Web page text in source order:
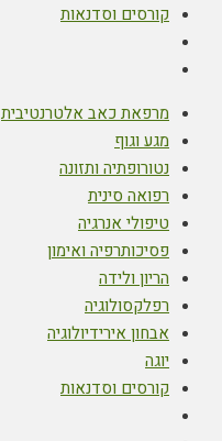
קורסים וסדנאות
מרפאת כאב אלטרנטיבית
מגע וגוף
נטורופתיה ותזונה
רפואה סינית
טיפולי אנרגיה
פסיכותרפיה ואימון
הריון ולידה
רפלקסולוגיה
אבחון אירידיולוגיה
יוגה
קורסים וסדנאות